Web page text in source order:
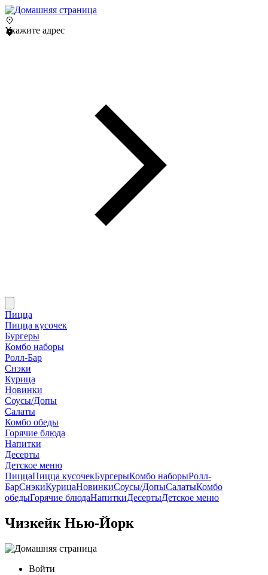
Укажите адрес
Пицца
Пицца кусочек
Бургеры
Комбо наборы
Ролл-Бар
Снэки
Курица
Новинки
Соусы/Допы
Салаты
Комбо обеды
Горячие блюда
Напитки
Десерты
Детское меню
ПиццаПицца кусочекБургерыКомбо наборыРолл-
БарСнэкиКурицаНовинкиСоусы/ДопыСалатыКомбо
обедыГорячие блюдаНапиткиДесертыДетское меню
Чизкейк Нью-Йорк
Войти